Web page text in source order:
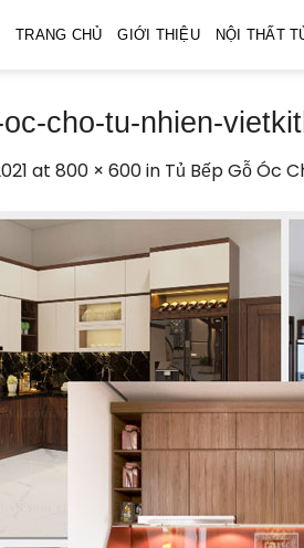
TRANG CHỦ GIỚI THIỆU NỘI THẤT
cho-tu-nhien-
at 800 × 600in Tủ Bếp Gỗ Óc